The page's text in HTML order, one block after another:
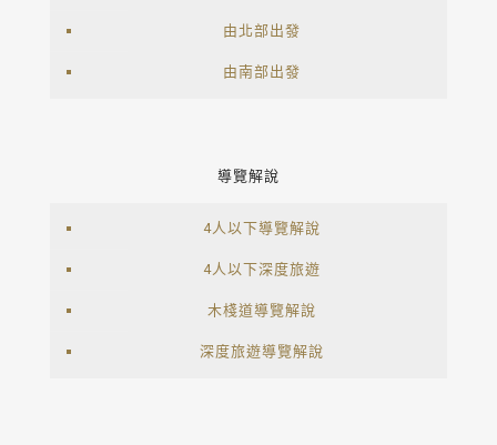
由北部出發
由南部出發
導覽解說
4人以下導覽解說
4人以下深度旅遊
木棧道導覽解說
深度旅遊導覽解說